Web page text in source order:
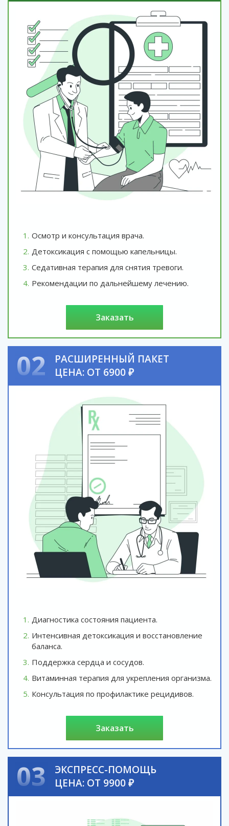
Осмотр и консультация врача.
Детоксикация с помощью капельницы.
Седативная терапия для снятия тревоги.
Рекомендации по дальнейшему лечению.
заказать
02
РАСШИРЕННЫЙ ПАКЕТ
ЦЕНА: ОТ 6900 ₽
Диагностика состояния пациента.
Интенсивная детоксикация и восстановление
баланса.
Поддержка сердца и сосудов.
Витаминная терапия для укрепления организма.
Консультация по профилактике рецидивов.
заказать
03
ЭКСПРЕСС-ПОМОЩЬ
ЦЕНА: ОТ 9900 ₽